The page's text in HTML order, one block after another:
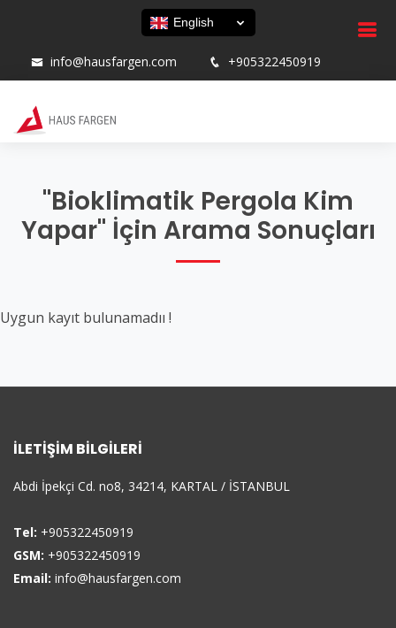
English
info@hausfargen.com +905322450919
"Bioklimatik Pergola Kim
Yapar" İçin Arama Sonuçları
Uygun kayıt bulunamadıı !
İLETIŞIM BILGILERI
Abdi İpekçi Cd. no8, 34214, KARTAL / İSTANBUL
Tel: +905322450919
GSM: +905322450919
Email: info@hausfargen.com